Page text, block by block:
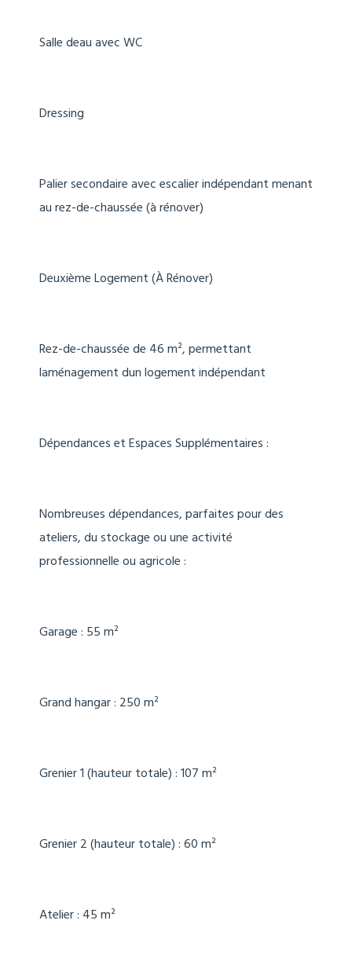
Salle deau avec WC
Dressing
Palier secondaire avec escalier indépendant menant
au rez-de-chaussée (à rénover)
Deuxième Logement (À Rénover)
Rez-de-chaussée de 46 m², permettant
laménagement dun logement indépendant
Dépendances et Espaces Supplémentaires :
Nombreuses dépendances, parfaites pour des
ateliers, du stockage ou une activité
professionnelle ou agricole :
Garage : 55 m²
Grand hangar : 250 m²
Grenier 1 (hauteur totale) : 107 m²
Grenier 2 (hauteur totale) : 60 m²
Atelier : 45 m²